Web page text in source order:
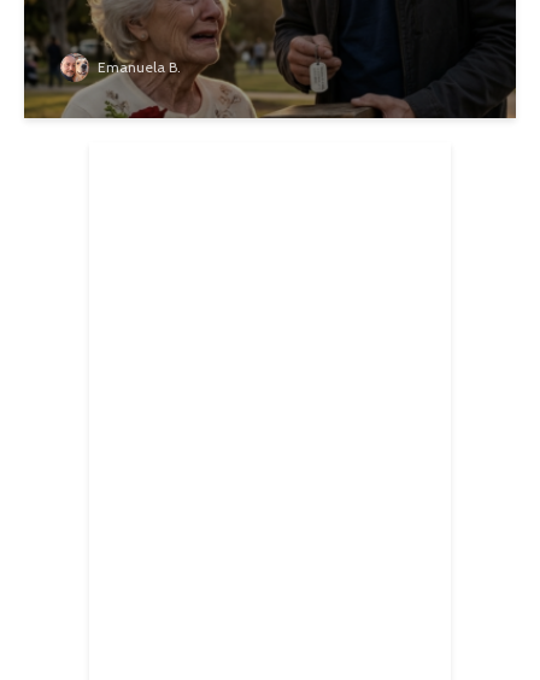
Emanuela B.